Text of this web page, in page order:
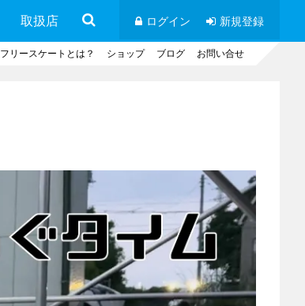
取扱店 ログイン 新規登録
フリースケートとは？ ショップ ブログ お問い合せ